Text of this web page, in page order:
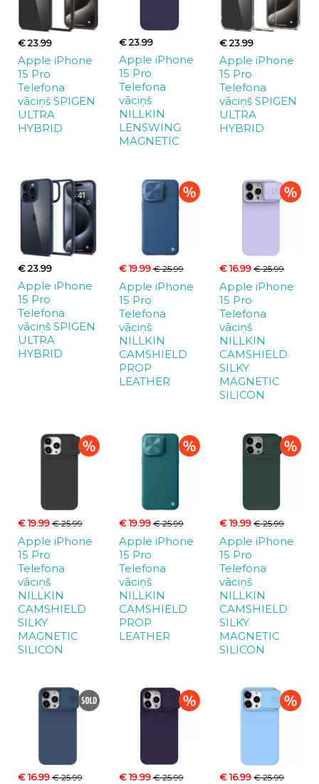
€ 23.99
Apple iPhone
15 Pro
Telefona
vāciņš SPIGEN
ULTRA
HYBRID
€ 23.99
Apple iPhone
15 Pro
Telefona
vāciņš
NILLKIN
LENSWING
MAGNETIC
€ 23.99
Apple iPhone
15 Pro
Telefona
vāciņš SPIGEN
ULTRA
HYBRID
€ 23.99
Apple iPhone
15 Pro
Telefona
vāciņš SPIGEN
ULTRA
HYBRID
€ 19.99€ 25.99
Apple iPhone
15 Pro
Telefona
vāciņš
NILLKIN
CAMSHIELD
PROP
LEATHER
€ 16.99€ 25.99
Apple iPhone
15 Pro
Telefona
vāciņš
NILLKIN
CAMSHIELD
SILKY
MAGNETIC
SILICON
€ 19.99€ 25.99
Apple iPhone
15 Pro
Telefona
vāciņš
NILLKIN
CAMSHIELD
SILKY
MAGNETIC
SILICON
€ 19.99€ 25.99
Apple iPhone
15 Pro
Telefona
vāciņš
NILLKIN
CAMSHIELD
PROP
LEATHER
€ 19.99€ 25.99
Apple iPhone
15 Pro
Telefona
vāciņš
NILLKIN
CAMSHIELD
SILKY
MAGNETIC
SILICON
€ 16.99€ 25.99 € 19.99€ 25.99 € 16.99€ 25.99